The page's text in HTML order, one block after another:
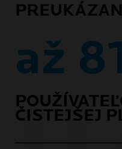
až
ČISTEJŠEJ